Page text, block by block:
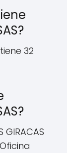
tiene 32
GIRACAS